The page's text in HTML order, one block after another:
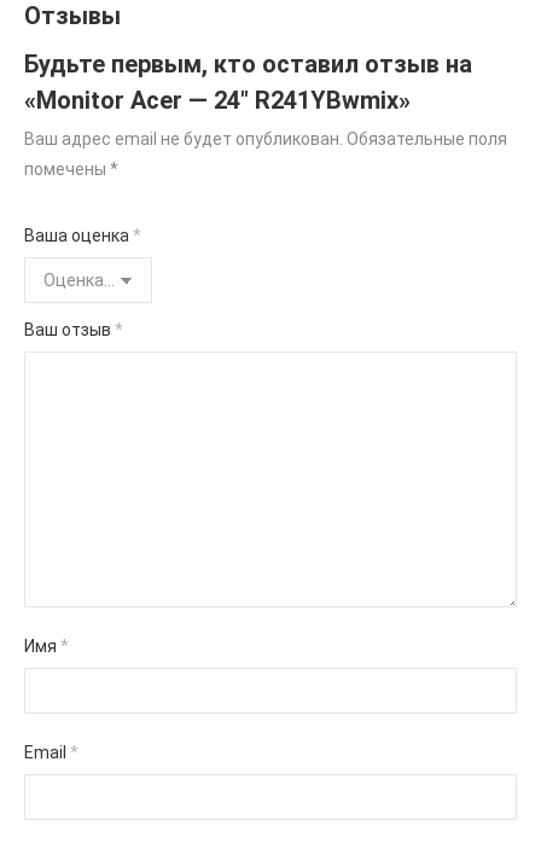
Отзывы
Будьте первым, кто оставил отзыв на
«Monitor Acer — 24″ R241YBwmix»
Ваш адрес email не будет опубликован. Обязательные поля
помечены *
Ваша оценка *
Ваш отзыв *
Имя *
Email *